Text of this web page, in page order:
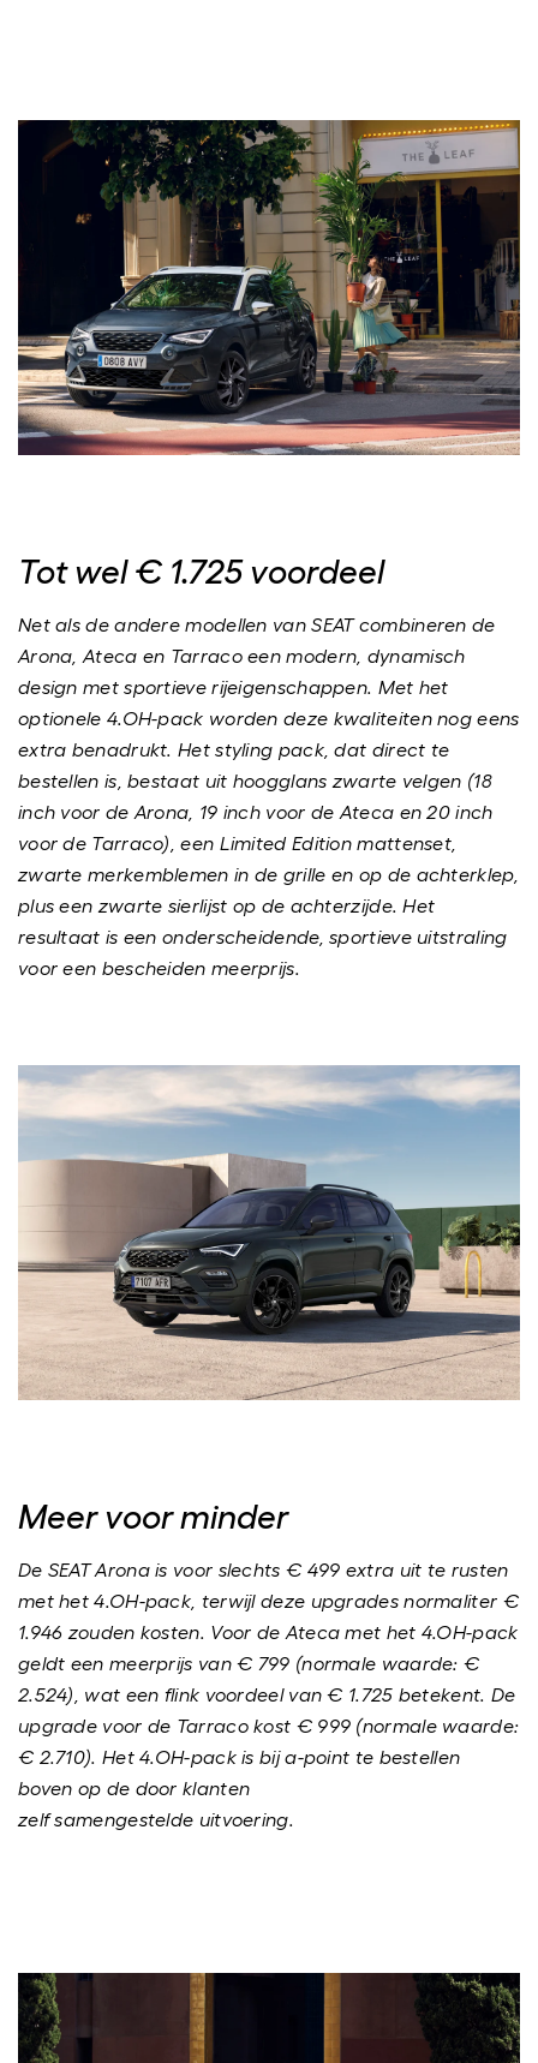
Tot wel € 1.725 voordeel
Net als de andere modellen van SEAT combineren de
Arona, Ateca en Tarraco een modern, dynamisch
design met sportieve rijeigenschappen. Met het
optionele 4.OH-pack worden deze kwaliteiten nog eens
extra benadrukt. Het styling pack, dat direct te
bestellen is, bestaat uit hoogglans zwarte velgen (18
inch voor de Arona, 19 inch voor de Ateca en 20 inch
voor de Tarraco), een Limited Edition mattenset,
zwarte merkemblemen in de grille en op de achterklep,
plus een zwarte sierlijst op de achterzijde. Het
resultaat is een onderscheidende, sportieve uitstraling
voor een bescheiden meerprijs.
Meer voor minder
De SEAT Arona is voor slechts € 499 extra uit te rusten
met het 4.OH-pack, terwijl deze upgrades normaliter €
1.946 zouden kosten. Voor de Ateca met het 4.OH-pack
geldt een meerprijs van € 799 (normale waarde: €
2.524), wat een flink voordeel van € 1.725 betekent. De
upgrade voor de Tarraco kost € 999 (normale waarde:
€ 2.710). Het 4.OH-pack is bij a-point te bestellen
boven op de door klanten
zelfsamengestelde uitvoering.